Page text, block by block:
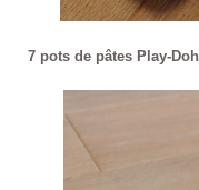
7 pots de pâtes Play-Doh